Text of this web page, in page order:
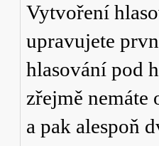
Vytvoření
upravujete
hlasování pod
zřejmě nemáte
a pak alespoň